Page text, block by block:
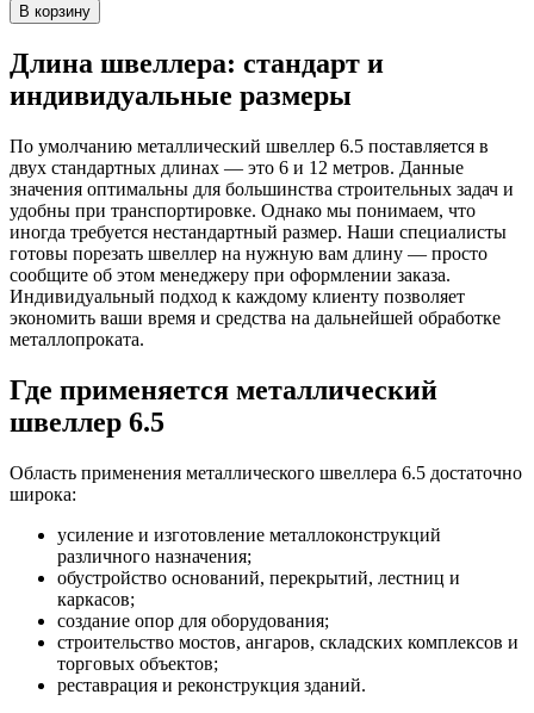
В корзину
Длина швеллера: стандарт и
индивидуальные размеры
По умолчанию металлический швеллер 6.5 поставляется в
двух стандартных длинах — это 6 и 12 метров. Данные
значения оптимальны для большинства строительных задач и
удобны при транспортировке. Однако мы понимаем, что
иногда требуется нестандартный размер. Наши специалисты
готовы порезать швеллер на нужную вам длину — просто
сообщите об этом менеджеру при оформлении заказа.
Индивидуальный подход к каждому клиенту позволяет
экономить ваши время и средства на дальнейшей обработке
металлопроката.
Где применяется металлический
швеллер 6.5
Область применения металлического швеллера 6.5 достаточно
широка:
усиление и изготовление металлоконструкций
различного назначения;
обустройство оснований, перекрытий, лестниц и
каркасов;
создание опор для оборудования;
строительство мостов, ангаров, складских комплексов и
торговых объектов;
реставрация и реконструкция зданий.